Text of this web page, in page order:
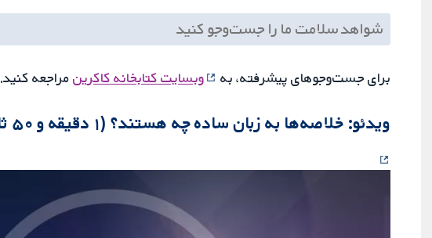
برای جست‌وجوهای پیشرفته، به وبسایت کتابخانه کاکرینمراجعه کنید.
ویدئو: خلاصه‌ها به زبان ساده چه هستند؟ (۱ دقیقه و ۵۰ ثانیه)